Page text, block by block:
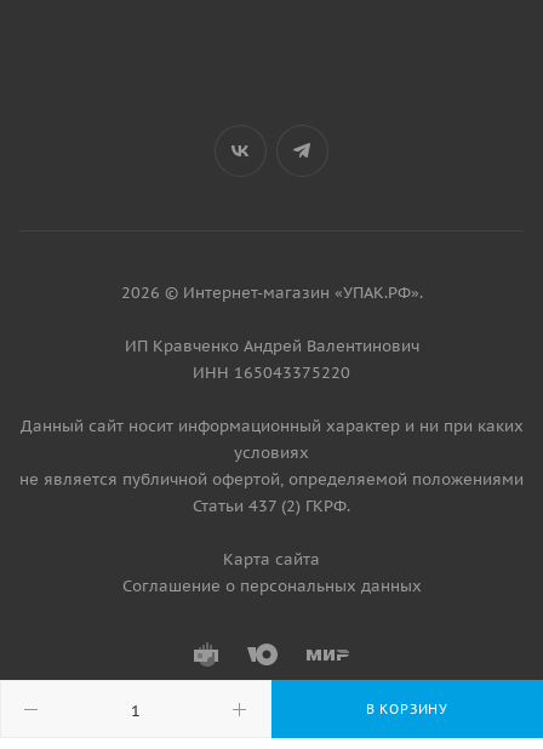
В КОРЗИНУ
2026 © Интернет-магазин «УПАК.РФ».
ИП Кравченко Андрей Валентинович
ИНН 165043375220
Данный сайт носит информационный характер и ни при каких
условиях
не является публичной офертой, определяемой положениями
Статьи 437 (2) ГКРФ.
Карта сайта
Соглашение о персональных данных